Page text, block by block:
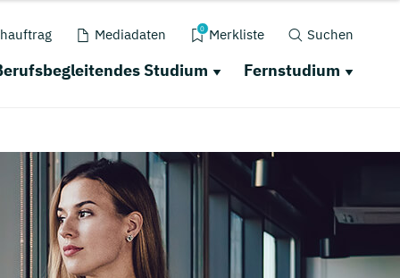
Mediadaten 0 Merkliste Suchen
Studium Fernstudium